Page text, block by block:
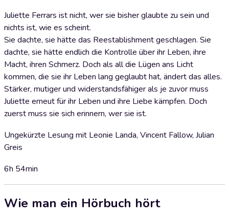
Juliette Ferrars ist nicht, wer sie bisher glaubte zu sein und
nichts ist, wie es scheint.
Sie dachte, sie hätte das Reestablishment geschlagen. Sie
dachte, sie hätte endlich die Kontrolle über ihr Leben, ihre
Macht, ihren Schmerz. Doch als all die Lügen ans Licht
kommen, die sie ihr Leben lang geglaubt hat, ändert das alles.
Stärker, mutiger und widerstandsfähiger als je zuvor muss
Juliette erneut für ihr Leben und ihre Liebe kämpfen. Doch
zuerst muss sie sich erinnern, wer sie ist.
Ungekürzte Lesung mit Leonie Landa, Vincent Fallow, Julian
Greis
6h 54min
Wie man ein Hörbuch hört